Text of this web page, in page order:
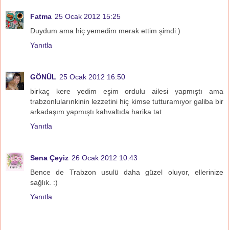
Fatma 25 Ocak 2012 15:25
Duydum ama hiç yemedim merak ettim şimdi:)
Yanıtla
GÖNÜL 25 Ocak 2012 16:50
birkaç kere yedim eşim ordulu ailesi yapmıştı ama
trabzonlularınkinin lezzetini hiç kimse tutturamıyor galiba bir
arkadaşım yapmıştı kahvaltıda harika tat
Yanıtla
Sena Çeyiz 26 Ocak 2012 10:43
Bence de Trabzon usulü daha güzel oluyor, ellerinize
sağlık. :)
Yanıtla